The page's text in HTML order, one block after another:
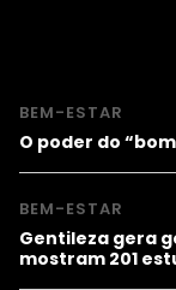
BEM-ESTAR
O poder do
BEM-ESTAR
Gentileza gera
mostram 201